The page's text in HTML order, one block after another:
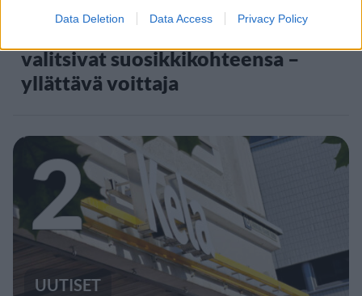
Data Deletion Data Access Privacy Policy
valitsivat suosikkikohteensa –
yllättävä voittaja
2
UUTISET